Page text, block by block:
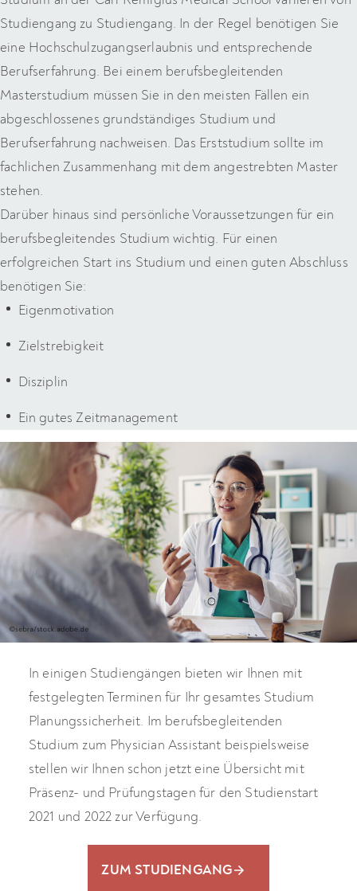
Studiengang zu Studiengang. In der Regel benötigen Sie
eine Hochschulzugangserlaubnis und entsprechende
Berufserfahrung. Bei einem berufsbegleitenden
Masterstudium müssen Sie in den meisten Fällen ein
abgeschlossenes grundständiges Studium und
Berufserfahrung nachweisen. Das Erststudium sollte im
fachlichen Zusammenhang mit dem angestrebten Master
stehen.
Darüber hinaus sind persönliche Voraussetzungen für ein
berufsbegleitendes Studium wichtig. Für einen
erfolgreichen Start ins Studium und einen guten Abschluss
benötigen Sie:
Eigenmotivation
Zielstrebigkeit
Disziplin
Ein gutes Zeitmanagement
In einigen Studiengängen bieten wir Ihnen mit
festgelegten Terminen für Ihr gesamtes Studium
Planungssicherheit. Im berufsbegleitenden
Studium zum Physician Assistant beispielsweise
stellen wir Ihnen schon jetzt eine Übersicht mit
Präsenz- und Prüfungstagen für den Studienstart
2021 und 2022 zur Verfügung.
ZUM STUDIENGANG